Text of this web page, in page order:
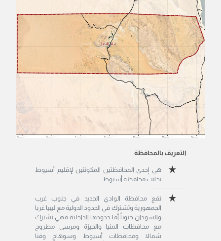
التعريف بالمحافظة
هي إحدى المحافظتين المكونتين لإقليم أسيوط
بجانب محافظة أسيوط.
تقع محافظة الوادي الجديد في جنوب غرب
الجمهورية وتشترك في الحدود الدولية مع ليبيا غربا
والسودان جنوباً أما حدودها الداخلية فهي تشترك
مع محافظات المنيا والجيزة ومرسى مطروح
شمالا ومحافظات أسيوط وسوهاج وقنا